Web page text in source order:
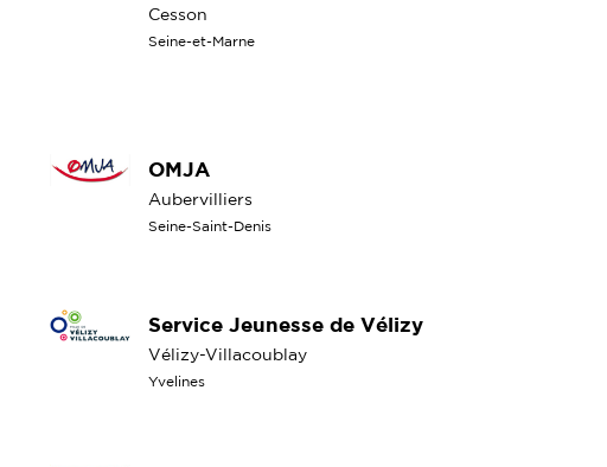
Cesson
Seine-et-Marne
OMJA
Aubervilliers
Seine-Saint-Denis
Service Jeunesse de Vélizy
Vélizy-Villacoublay
Yvelines